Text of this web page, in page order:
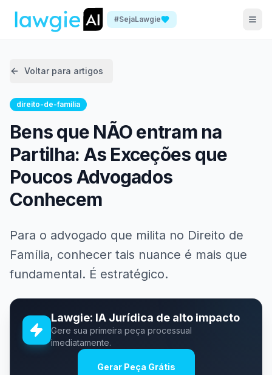
#SejaLawgie
Voltar para artigos
direito-de-familia
Bens que NÃO entram na
Partilha: As Exceções que
Poucos Advogados
Conhecem
Para o advogado que milita no Direito de
Família, conhecer tais nuance é mais que
fundamental. É estratégico.
Lawgie: IA Jurídica de alto impacto
Gere sua primeira peça processual
imediatamente.
Gerar Peça Grátis